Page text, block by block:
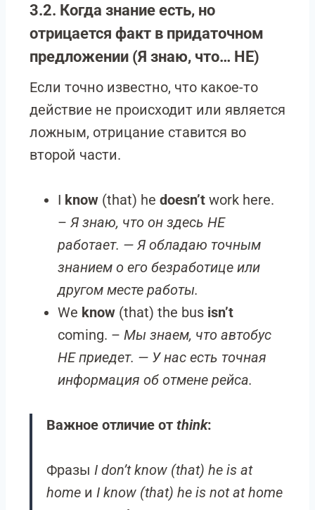
3.2. Когда знание есть, но
отрицается факт в придаточном
предложении (Я знаю, что… НЕ)
Если точно известно, что какое-то
действие не происходит или является
ложным, отрицание ставится во
второй части.
I know (that) he doesn’t work here.
– Я знаю, что он здесь НЕ
работает. — Я обладаю точным
знанием о его безработице или
другом месте работы.
We know (that) the bus isn’t
coming. – Мы знаем, что автобус
НЕ приедет. — У нас есть точная
информация об отмене рейса.
Важное отличие от think:
Фразы I don’t know (that) he is at
home и I know (that) he is not at home